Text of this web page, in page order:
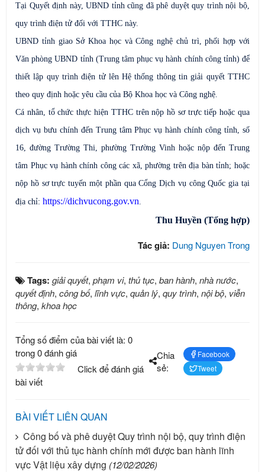
Tại Quyết định này, UBND tỉnh cũng đã phê duyệt quy trình nội bộ,
quy trình điện tử đối với TTHC này.
UBND tỉnh giao Sở Khoa học và Công nghệ chủ trì, phối hợp với
Văn phòng UBND tỉnh (Trung tâm phục vụ hành chính công tỉnh) để
thiết lập quy trình điện tử lên Hệ thống thông tin giải quyết TTHC
theo quy định hoặc yêu cầu của Bộ Khoa học và Công nghệ.
Cá nhân, tổ chức thực hiện TTHC trên nộp hồ sơ trực tiếp hoặc qua
dịch vụ bưu chính đến Trung tâm Phục vụ hành chính công tỉnh, số
16, đường Trường Thi, phường Trường Vinh hoặc nộp đến Trung
tâm Phục vụ hành chính công các xã, phường trên địa bàn tỉnh; hoặc
nộp hồ sơ trực tuyến một phần qua Cổng Dịch vụ công Quốc gia tại
địa chỉ: https://dichvucong.gov.vn.
Thu Huyền (Tổng hợp)
Tác giả: Dung Nguyen Trong
Tags: giải quyết, phạm vi, thủ tục, ban hành, nhà nước,
quyết định, công bố, lĩnh vực, quản lý, quy trình, nội bộ, viễn
thông, khoa học
Tổng số điểm của bài viết là: 0
trong 0 đánh giá
Click để đánh giá
bài viết
Chia
sẻ:
Facebook
Tweet
BÀI VIẾT LIÊN QUAN
Công bố và phê duyệt Quy trình nội bộ, quy trình điện
tử đối với thủ tục hành chính mới được ban hành lĩnh
vực Vật liệu xây dựng (12/02/2026)